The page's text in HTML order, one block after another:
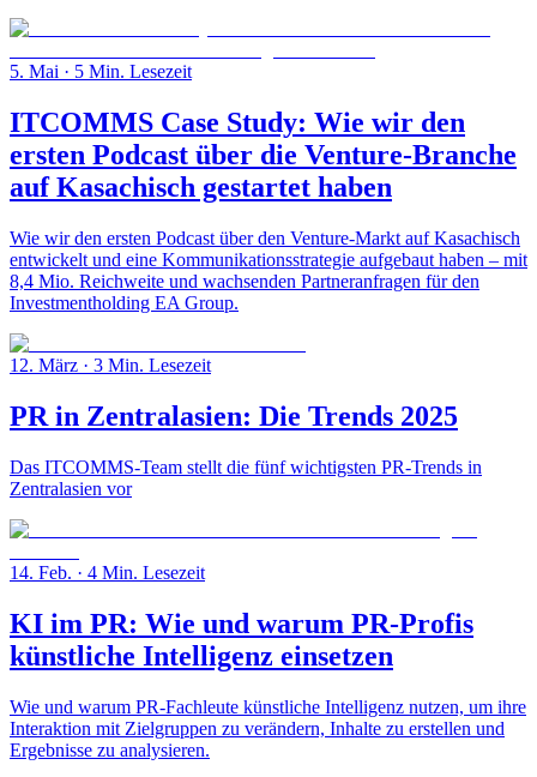
5. Mai · 5 Min. Lesezeit
ITCOMMS Case Study: Wie wir den
ersten Podcast über die Venture-Branche
auf Kasachisch gestartet haben
Wie wir den ersten Podcast über den Venture-Markt auf Kasachisch
entwickelt und eine Kommunikationsstrategie aufgebaut haben – mit
8,4 Mio. Reichweite und wachsenden Partneranfragen für den
Investmentholding EA Group.
12. März · 3 Min. Lesezeit
PR in Zentralasien: Die Trends 2025
Das ITCOMMS-Team stellt die fünf wichtigsten PR-Trends in
Zentralasien vor
14. Feb. · 4 Min. Lesezeit
KI im PR: Wie und warum PR-Profis
künstliche Intelligenz einsetzen
Wie und warum PR-Fachleute künstliche Intelligenz nutzen, um ihre
Interaktion mit Zielgruppen zu verändern, Inhalte zu erstellen und
Ergebnisse zu analysieren.